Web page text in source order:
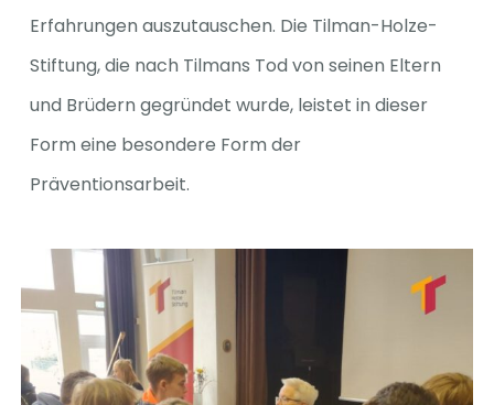
Erfahrungen auszutauschen. Die Tilman-Holze-
Stiftung, die nach Tilmans Tod von seinen Eltern
und Brüdern gegründet wurde, leistet in dieser
Form eine besondere Form der
Präventionsarbeit.